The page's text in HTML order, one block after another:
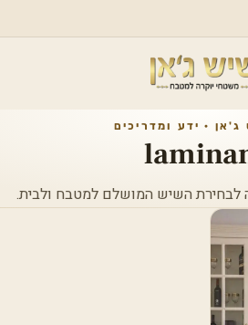
ג'אן · ידע ומדריכים
לבחירת השיש המושלם למטבח ולבית.